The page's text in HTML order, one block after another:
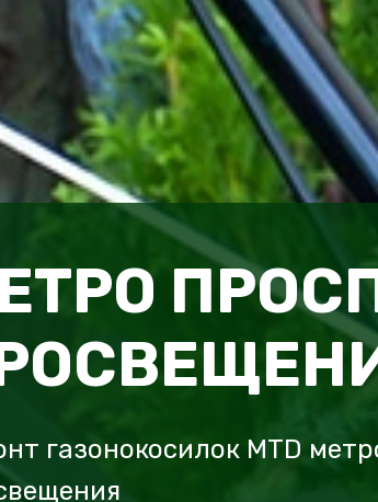
газонокосилок MTD